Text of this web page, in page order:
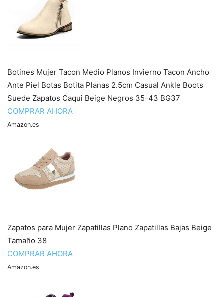
Botines Mujer Tacon Medio Planos Invierno Tacon Ancho
Ante Piel Botas Botita Planas 2.5cm Casual Ankle Boots
Suede Zapatos Caqui Beige Negros 35-43 BG37
COMPRAR AHORA
Amazon.es
Zapatos para Mujer Zapatillas Plano Zapatillas Bajas Beige
Tamaño 38
COMPRAR AHORA
Amazon.es